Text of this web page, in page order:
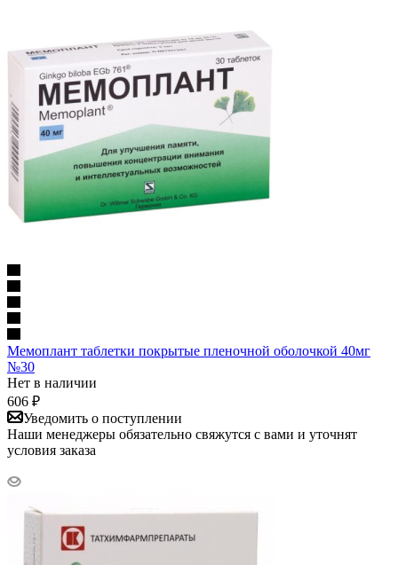
Мемоплант таблетки покрытые пленочной оболочкой 40мг
№30
Нет в наличии
606 ₽
Уведомить о поступлении
Наши менеджеры обязательно свяжутся с вами и уточнят
условия заказа